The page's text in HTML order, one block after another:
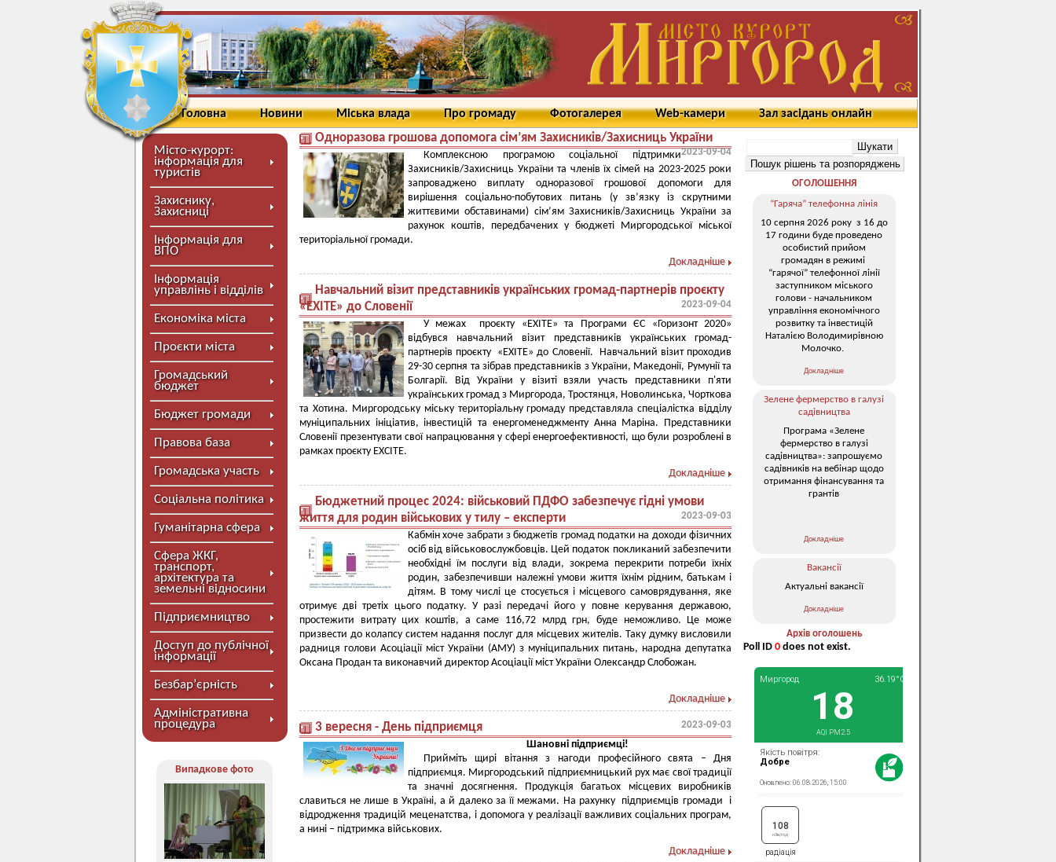
Головна Новини Міська влада Про громаду Фотогалерея Web-камери Зал засідань онлайн
Місто-курорт:
інформація для
туристів
Захиснику,
Захисниці
Інформація для
ВПО
Інформація
управлінь і відділів
Економіка міста
Проєкти міста
Громадський
бюджет
Бюджет громади
Правова база
Громадська участь
Соціальна політика
Гуманітарна сфера
Сфера ЖКГ,
транспорт,
архітектура та
земельні відносини
Підприємництво
Доступ до публічної
інформації
Безбар’єрність
Адміністративна
процедура
Випадкове фото
Одноразова грошова допомога сім’ям Захисників/Захисниць України
2023-09-04
Комплексною програмою соціальної підтримки
Захисників/Захисниць України та членів їх сімей на 2023-2025 роки
запроваджено виплату одноразової грошової допомоги для
вирішення соціально-побутових питань (у зв’язку із скрутними
життєвими обставинами) сім’ям Захисників/Захисниць України за
рахунок коштів, передбачених у бюджеті Миргородської міської
територіальної громади.
Докладніше
Навчальний візит представників українських громад-партнерів проєкту
«ЕХІТЕ» до Словенії
2023-09-04
У межах проєкту «ЕХІТЕ» та Програми ЄС «Горизонт 2020»
відбувся навчальний візит представників українських громад-
партнерів проєкту «ЕХІТЕ» до Словенії. Навчальний візит проходив
29-30 серпня та зібрав представників з України, Македонії, Румунії та
Болгарії. Від України у візиті взяли участь представники п'яти
українських громад з Миргорода, Тростянця, Новолинська, Чорткова
та Хотина. Миргородську міську територіальну громаду представляла спеціалістка відділу
муніципальних ініціатив, інвестицій та енергоменеджменту Анна Маріна. Представники
Словенії презентувати свої напрацювання у сфері енергоефективності, що були розроблені в
рамках проєкту EXCITE.
Докладніше
Бюджетний процес 2024: військовий ПДФО забезпечує гідні умови
життя для родин військових у тилу – експерти
2023-09-03
Кабмін хоче забрати з бюджетів громад податки на доходи фізичних
осіб від військовослужбовців. Цей податок покликаний забезпечити
необхідні їм послуги від влади, зокрема перекрити потреби їхніх
родин, забезпечивши належні умови життя їхнім рідним, батькам і
дітям. В тому числі це стосується і місцевого самоврядування, яке
отримує дві третіх цього податку. У разі передачі його у повне керування державою,
простежити витрату цих коштів, а саме 116,72 млрд грн, буде неможливо. Це може
призвести до колапсу систем надання послуг для місцевих жителів. Таку думку висловили
радниця голови Асоціації міст України (АМУ) з муніципальних питань, народна депутатка
Оксана Продан та виконавчий директор Асоціації міст України Олександр Слобожан.
Докладніше
3 вересня - День підприємця 2023-09-03
Шановні підприємці!
Прийміть щирі вітання з нагоди професійного свята – Дня
підприємця. Миргородський підприємницький рух має свої традиції
та значні досягнення. Продукція багатьох місцевих виробників
славиться не лише в Україні, а й далеко за її межами. На рахунку підприємців громади і
відродження традицій меценатства, і допомога у реалізації важливих соціальних програм,
а нині – підтримка військових.
Докладніше
ОГОЛОШЕННЯ
“Гаряча” телефонна лінія
10 серпня 2026 року з 16 до
17 години буде проведено
особистий прийом
громадян в режимі
“гарячої” телефонної лінії
заступником міського
голови - начальником
управління економічного
розвитку та інвестицій
Наталією Володимирівною
Молочко.
Докладніше
Зелене фермерство в галузі
садівництва
Програма «Зелене
фермерство в галузі
садівництва»: запрошуємо
садівників на вебінар щодо
отримання фінансування та
грантів
Докладніше
Вакансії
Актуальні вакансії
Докладніше
Архів оголошень
Poll ID 0 does not exist.